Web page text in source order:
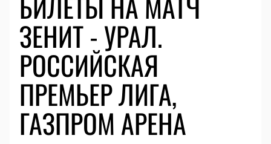
ЗЕНИТ - УРАЛ.
РОССИЙСКАЯ
ПРЕМЬЕР ЛИГА,
ГАЗПРОМ АРЕНА